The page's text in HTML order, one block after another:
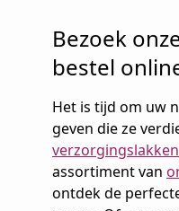
Bezoek
bestel
Het is tijd om uw
geven die ze
verzorgingslakken
assortiment van
ontdek de